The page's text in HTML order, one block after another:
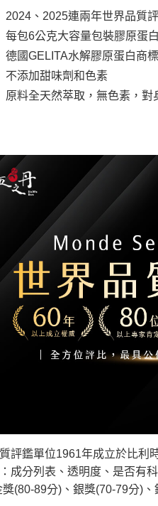
2024、2025連兩年世界品質
每包6公克大容量包裝膠原蛋
德國GELITA水解膠原蛋白商
不添加甜味劑和色素
原料全天然萃取，無色素，對
評鑑單位1961年成立於比利
成分列表、透明度、是否有
(80-89分)、銀獎(70-79分)、